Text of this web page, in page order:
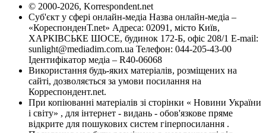
© 2000-2026, Korrespondent.net
Суб'єкт у сфері онлайн-медіа Назва онлайн-медіа –
«КореспонденТ.net» Адреса: 02091, місто Київ,
ХАРКІВСЬКЕ ШОСЕ, будинок 172-Б, офіс 208/1 E-mail:
sunlight@mediadim.com.ua Телефон: 044-205-43-00
Ідентифікатор медіа – R40-06068
Використання будь-яких матеріалів, розміщених на
сайті, дозволяється за умови посилання на
Корреспондент.net.
При копіюванні матеріалів зі сторінки « Новини України
і світу» , для інтернет - видань - обов'язкове пряме
відкрите для пошукових систем гіперпосилання .